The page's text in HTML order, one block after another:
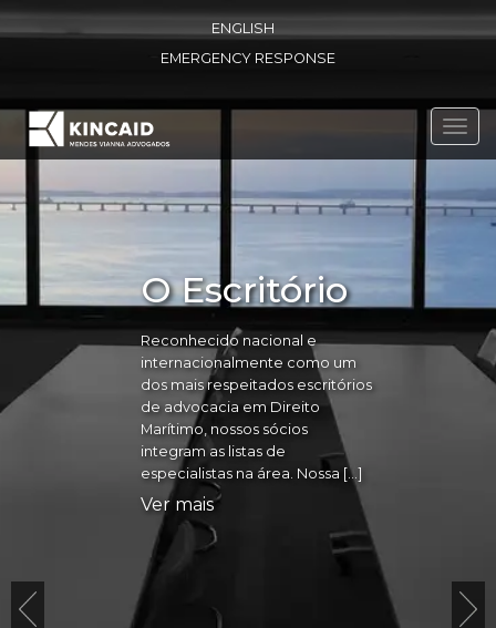
ENGLISH
EMERGENCY RESPONSE
O Escritório
Reconhecido nacional e
internacionalmente como um
dos mais respeitados escritórios
de advocacia em Direito
Marítimo, nossos sócios
integram as listas de
especialistas na área. Nossa […]
Ver mais